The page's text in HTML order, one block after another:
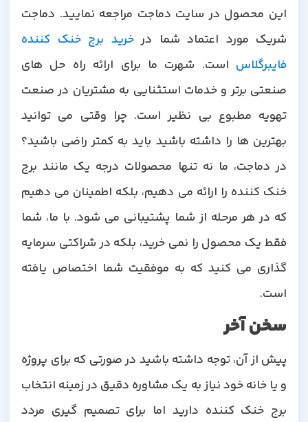
این محصول در سایت دماجت مراجعه نمایید. دماجت
شریک مورد اعتماد شما در خرید برج خنک کننده
فایبرگلاساست. شهرت ما برای ارائه راه حل های
صنعتی برتر و خدمات استثنایی به مشتریان در صنعت
تهویه مطبوع بی نظیر است. چرا وقتی می توانید
بهترین ها را داشته باشید باید به کمتر راضی باشید؟
در دماجت، ما نه تنها محصولات درجه یک مانند برج
خنک کننده را ارائه می دهیم، بلکه اطمینان می دهیم
که در هر مرحله از شما پشتیبانی می شود. با ما، شما
فقط یک محصول را نمی خرید، بلکه در شراکتی سرمایه
گذاری می کنید که به موفقیت شما اختصاص یافته
است.
سخن آخر
پیش از آن، توجه داشته باشید در صورتی که برای پروژه
و یا خانه خود نیاز به یک مشاوره دقیق در زمینه انتخاب
برج خنک کننده دارید اما برای تصمیم گیری مردد